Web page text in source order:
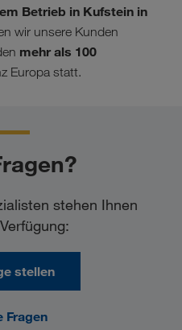
Betrieb in Kufstein in
wir unsere Kunden
mehr als 100
Europa statt.
stehen Ihnen
stellen
Fragen